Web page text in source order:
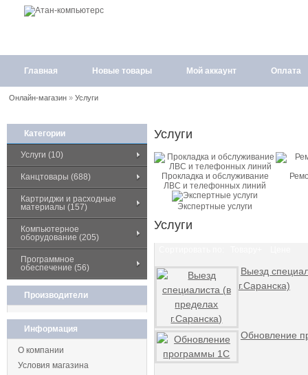
Главная Новые товары Мой аккаунт Оплата
Онлайн-магазин» Услуги
Категории
Услуги (10)
Канцтовары (688)
Картриджи и расходные
материалы (157)
Компьютерное
оборудование (205)
Программное
обеспечение (56)
Производители
Информация
О компании
Условия магазина
Услуги
Прокладка и обслуживание
ЛВС и телефонных линий
Экспертные услуги
Услуги
Выезд
г.Саранска)
Обновление